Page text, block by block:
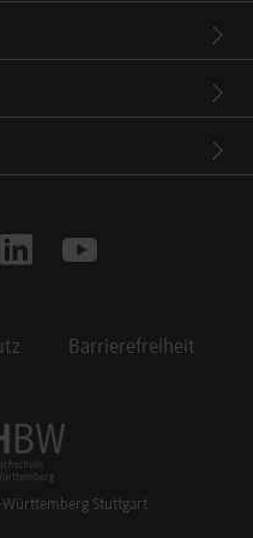
linkedinyoutube
Barrierefreiheit
Stuttgart